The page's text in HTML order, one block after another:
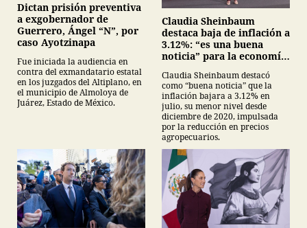
Dictan prisión preventiva
a exgobernador de
Guerrero, Ángel “N”, por
caso Ayotzinapa
Fue iniciada la audiencia en
contra del exmandatario estatal
en los juzgados del Altiplano, en
el municipio de Almoloya de
Juárez, Estado de México.
Claudia Sheinbaum
destaca baja de inflación a
3.12%: “es una buena
noticia” para la economía
Claudia Sheinbaum destacó
como “buena noticia” que la
inflación bajara a 3.12% en
julio, su menor nivel desde
diciembre de 2020, impulsada
por la reducción en precios
agropecuarios.